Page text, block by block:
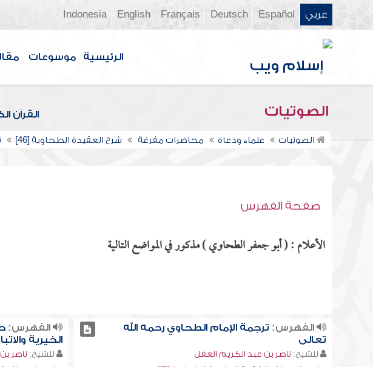
عربي Español
Deutsch
Français
English
Indonesia
الرئيسية موسوعات
الصوتيات القرآن
الصوتيات علماء ودعاة محاضرات مفرغة شرح العقيدة الطحاوية [46]
صفحة الفهرس
الأعلام : ( أبو جعفر الطحاوي ) مذكور في المواضع التالية
الفهرس: ترجمة الإمام الطحاوي رحمه الله
تعالى
للشيخ: ناصر بن عبد الكريم العقل
الفهرس:
الخيرية
للشيخ: ناصر